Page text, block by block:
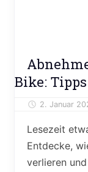
Bike:
2. Januar
Lesezeit
Entdecke,
verlieren